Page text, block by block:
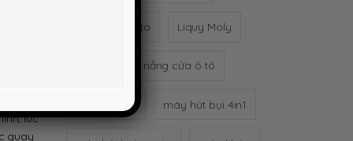
lúc
quay
khử mùi xe oto Liquy Moly
Màn xếp chê nắng cửa ô tô
máy hút bụi máy hút bụi 4in1